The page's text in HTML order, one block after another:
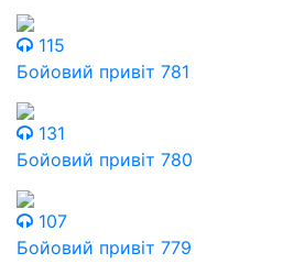
115
Бойовий привіт 781
131
Бойовий привіт 780
107
Бойовий привіт 779